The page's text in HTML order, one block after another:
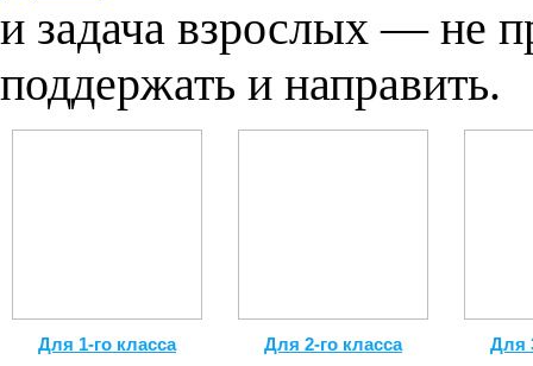
и задача взрослых — не
поддержать и направить.
Для 1-го класса Для 2-го класса Для